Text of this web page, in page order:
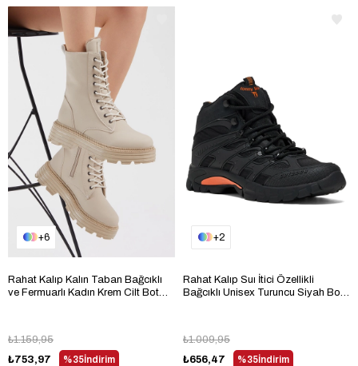
6
Rahat Kalıp Kalın Taban Bağcıklı
ve Fermuarlı Kadın Krem Cilt Bot
%35İndirim
₺753,97
₺1.159,95
2
Rahat Kalıp Suı İtici Özellikli
Bağcıklı Unisex Turuncu Siyah Bot
%35İndirim
₺656,47
₺1.009,95